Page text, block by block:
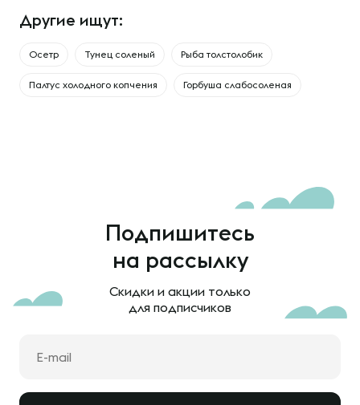
Другие ищут:
Осетр Тунец соленый Рыба толстолобик
Палтус холодного копчения Горбуша слабосоленая
Подпишитесь
на рассылку
Скидки и акции только
для подписчиков